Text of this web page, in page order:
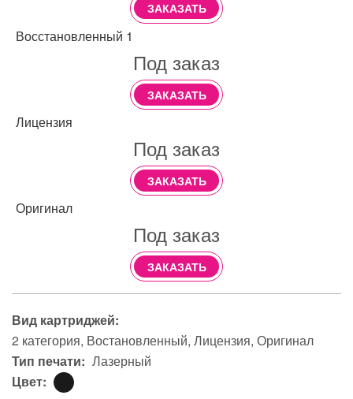
ЗАКАЗАТЬ
Восстановленный 1
Под заказ
ЗАКАЗАТЬ
Лицензия
Под заказ
ЗАКАЗАТЬ
Оригинал
Под заказ
ЗАКАЗАТЬ
Вид картриджей:
2 категория Востановленный Лицензия Оригинал
Тип печати: Лазерный
Цвет: